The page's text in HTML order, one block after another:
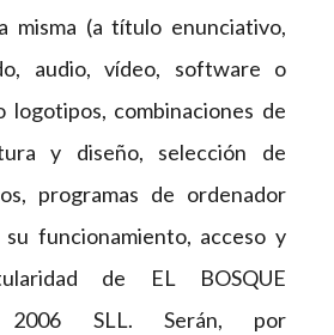
misma (a título enunciativo,
audio, vídeo, software o
logotipos, combinaciones de
y diseño, selección de
programas de ordenador
su funcionamiento, acceso y
de EL BOSQUE
2006 SLL. Serán, por